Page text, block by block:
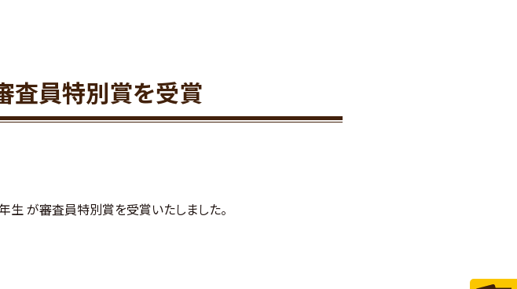
査員特別賞を受賞
生 が審査員特別賞を受賞いたしました。